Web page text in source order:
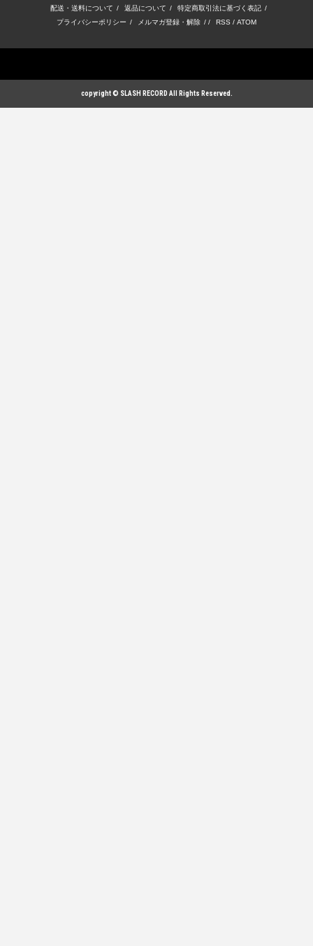
配送・送料について / 返品について / 特定商取引法に基づく表記 /
プライバシーポリシー / メルマガ登録・解除 / / RSS / ATOM
copyright © SLASH RECORD All Rights Reserved.